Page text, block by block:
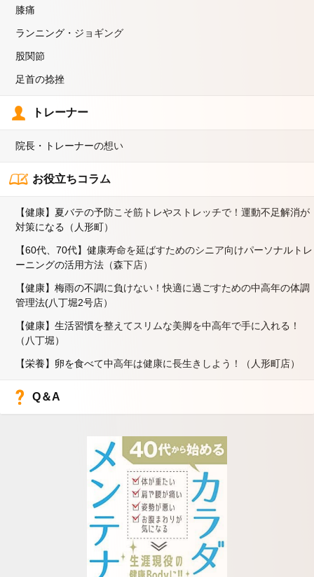
膝痛
ランニング・ジョギング
股関節
足首の捻挫
トレーナー
院長・トレーナーの想い
お役立ちコラム
【健康】夏バテの予防こそ筋トレやストレッチで！運動不足解消が
対策になる（人形町）
【60代、70代】健康寿命を延ばすためのシニア向けパーソナルトレ
ーニングの活用方法（森下店）
【健康】梅雨の不調に負けない！快適に過ごすための中高年の体調
管理法(八丁堀2号店）
【健康】生活習慣を整えてスリムな美脚を中高年で手に入れる！
（八丁堀）
【栄養】卵を食べて中高年は健康に長生きしよう！（人形町店）
Q＆A